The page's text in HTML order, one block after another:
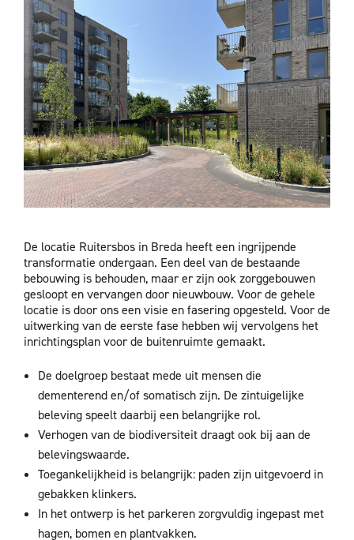
De locatie Ruitersbos in Breda heeft een ingrijpende
transformatie ondergaan. Een deel van de bestaande
bebouwing is behouden, maar er zijn ook zorggebouwen
gesloopt en vervangen door nieuwbouw. Voor de gehele
locatie is door ons een visie en fasering opgesteld. Voor de
uitwerking van de eerste fase hebben wij vervolgens het
inrichtingsplan voor de buitenruimte gemaakt.
De doelgroep bestaat mede uit mensen die
dementerend en/of somatisch zijn. De zintuigelijke
beleving speelt daarbij een belangrijke rol.
Verhogen van de biodiversiteit draagt ook bij aan de
belevingswaarde.
Toegankelijkheid is belangrijk: paden zijn uitgevoerd in
gebakken klinkers.
In het ontwerp is het parkeren zorgvuldig ingepast met
hagen, bomen en plantvakken.